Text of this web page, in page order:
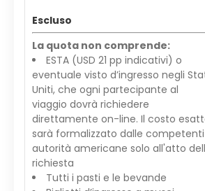
Escluso
La quota non comprende:
ESTA (USD 21 pp indicativi) o
eventuale visto d’ingresso negli
Uniti, che ogni partecipante al
viaggio dovrà richiedere
direttamente on-line. Il costo
sarà formalizzato dalle competenti
autorità americane solo all'atto
richiesta
Tutti i pasti e le bevande